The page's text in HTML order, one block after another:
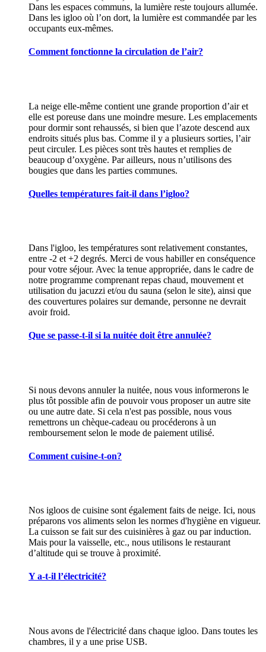
Dans les espaces communs, la lumière reste toujours allumée.
Dans les igloo où l’on dort, la lumière est commandée par les
occupants eux-mêmes.
Comment fonctionne la circulation de l’air?
La neige elle-même contient une grande proportion d’air et
elle est poreuse dans une moindre mesure. Les emplacements
pour dormir sont rehaussés, si bien que l’azote descend aux
endroits situés plus bas. Comme il y a plusieurs sorties, l’air
peut circuler. Les pièces sont très hautes et remplies de
beaucoup d’oxygène. Par ailleurs, nous n’utilisons des
bougies que dans les parties communes.
Quelles températures fait-il dans l’igloo?
Dans l'igloo, les températures sont relativement constantes,
entre -2 et +2 degrés. Merci de vous habiller en conséquence
pour votre séjour. Avec la tenue appropriée, dans le cadre de
notre programme comprenant repas chaud, mouvement et
utilisation du jacuzzi et/ou du sauna (selon le site), ainsi que
des couvertures polaires sur demande, personne ne devrait
avoir froid.
Que se passe-t-il si la nuitée doit être annulée?
Si nous devons annuler la nuitée, nous vous informerons le
plus tôt possible afin de pouvoir vous proposer un autre site
ou une autre date. Si cela n'est pas possible, nous vous
remettrons un chèque-cadeau ou procéderons à un
remboursement selon le mode de paiement utilisé.
Comment cuisine-t-on?
Nos igloos de cuisine sont également faits de neige. Ici, nous
préparons vos aliments selon les normes d'hygiène en vigueur.
La cuisson se fait sur des cuisinières à gaz ou par induction.
Mais pour la vaisselle, etc., nous utilisons le restaurant
d’altitude qui se trouve à proximité.
Y a-t-il l’électricité?
Nous avons de l'électricité dans chaque igloo. Dans toutes les
chambres, il y a une prise USB.